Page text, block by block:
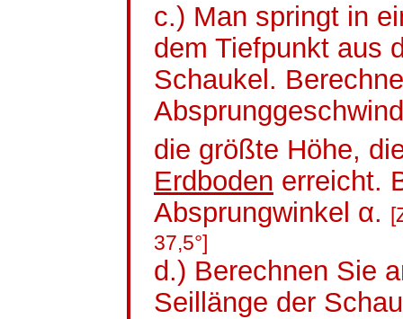
c.) Man springt in
dem Tiefpunkt aus
Schaukel.
die größte Höhe,
Erdboden erreicht.
Absprungwinkel α.
37,5°]
d.) Berechnen Sie
Seillänge der